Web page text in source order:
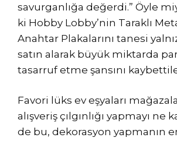
savurganlığa değerdi.” Öyle
ki Hobby Lobby’nin Taraklı
Anahtar Plakalarını tanesi
satın alarak büyük miktarda
tasarruf etme şansını
Favori lüks ev eşyaları
alışveriş çılgınlığı yapmayı ne
de bu, dekorasyon yapmanın